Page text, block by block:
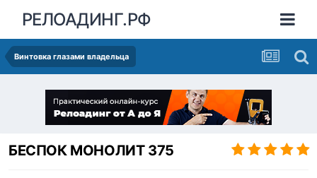
РЕЛОАДИНГ.РФ
Винтовка глазами владельца
БЕСПОК МОНОЛИТ 375